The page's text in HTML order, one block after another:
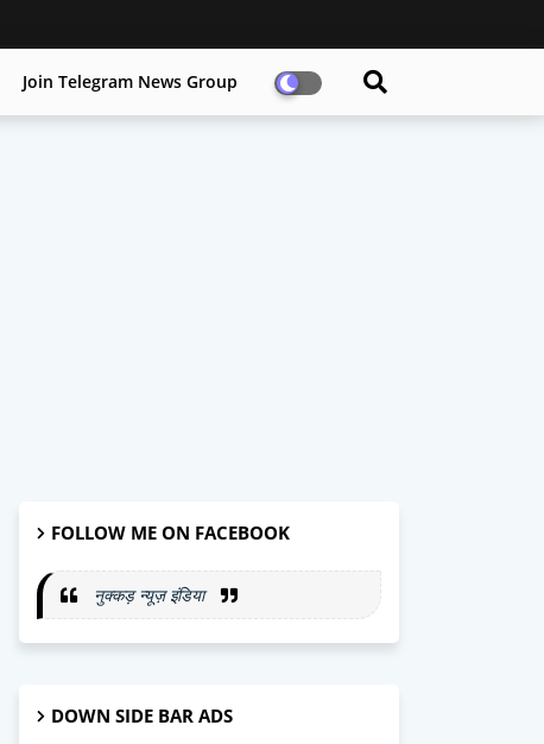
Join Telegram News Group
FOLLOW ME ON FACEBOOK
नुक्कड़ न्यूज़ इंडिया
DOWN SIDE BAR ADS